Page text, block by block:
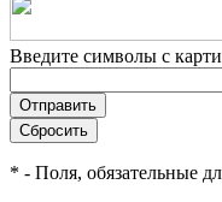
Введите символы с
* - Поля, обязательные